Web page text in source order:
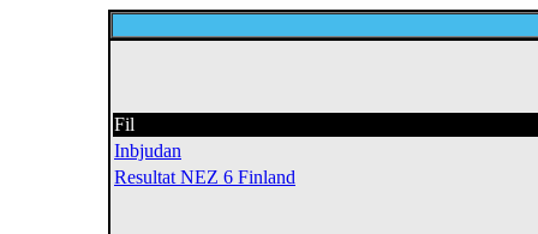
Fil
Inbjudan
Resultat NEZ 6 Finland